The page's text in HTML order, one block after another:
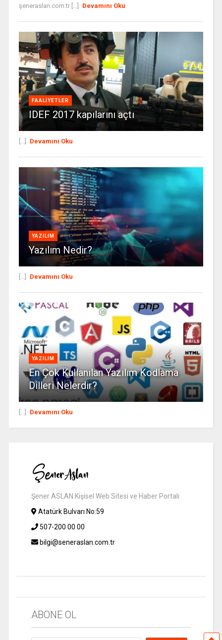
şeneraslan.com.tr [...]
Devamını Oku
FAALIYETLER
IDEF 2017 kapılarını açtı
[...] Devamını Oku
YAZILIM
Yazılım Nedir?
[...] Devamını Oku
YAZILIM
En Çok Kullanılan Yazılım Kodlama
Dilleri Nelerdir?
[...] Devamını Oku
Şener ASLAN Kişisel Web Sitesi ve Haber Portalı
Atatürk Bulvarı No:59
507-200 00 00
bilgi@seneraslan.com.tr
ABONE OL